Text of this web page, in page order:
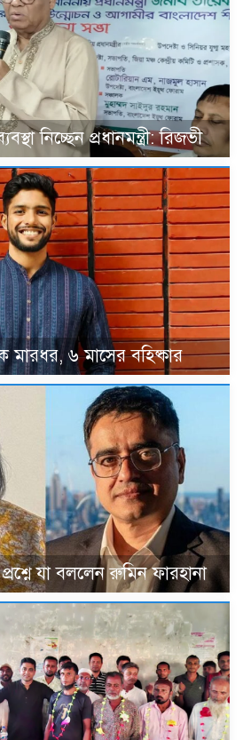
নিচ্ছেন প্রধানমন্ত্রী: রিজভী
মারধর, ৬ মাসের বহিষ্কার
যা বললেন রুমিন ফারহানা